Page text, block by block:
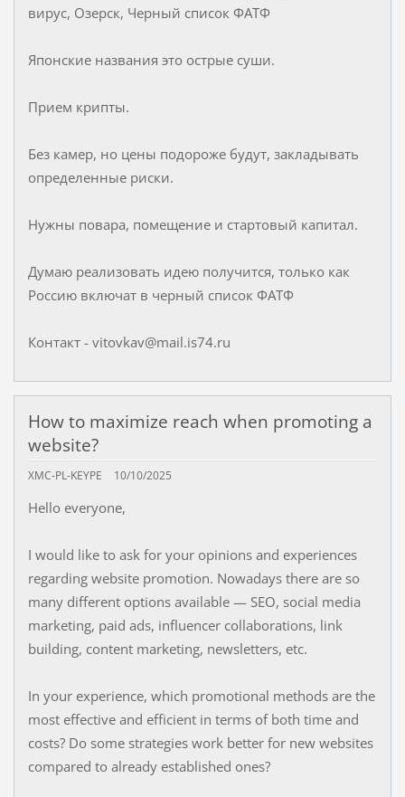
вирус, Озерск, Черный список ФАТФ
Японские названия это острые суши.
Прием крипты.
Без камер, но цены подороже будут, закладывать
определенные риски.
Нужны повара, помещение и стартовый капитал.
Думаю реализовать идею получится, только как
Россию включат в черный список ФАТФ
Контакт - vitovkav@mail.is74.ru
How to maximize reach when promoting a
website?
XMC-PL-KEYPE 10/10/2025
Hello everyone,
I would like to ask for your opinions and experiences
regarding website promotion. Nowadays there are so
many different options available — SEO, social media
marketing, paid ads, influencer collaborations, link
building, content marketing, newsletters, etc.
In your experience, which promotional methods are the
most effective and efficient in terms of both time and
costs? Do some strategies work better for new websites
compared to already established ones?